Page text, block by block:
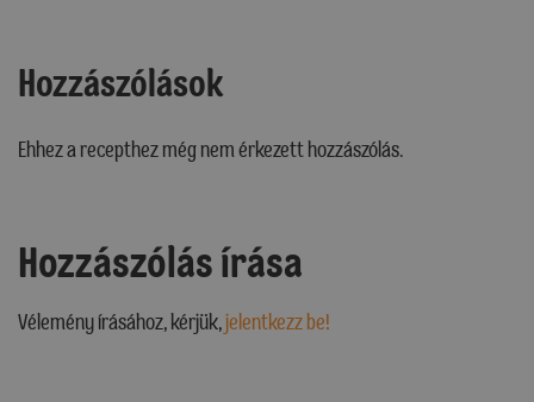
Hozzászólások
Ehhez a recepthez még nem érkezett hozzászólás.
Hozzászólás írása
Vélemény írásához, kérjük,jelentkezz be!